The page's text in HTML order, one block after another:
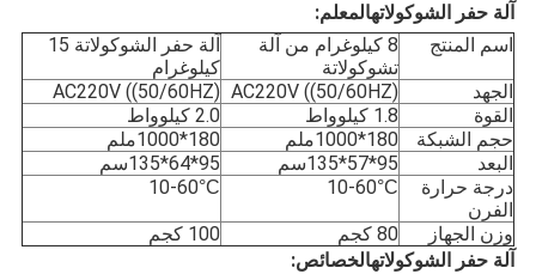
آلة حفر الشوكولاتهالمعلم:
اسم المنتج
8 كيلوغرام من آلة
تشوكولاتة
آلة حفر الشوكولاتة 15
كيلوغرام
الجهد
AC220V ((50/60HZ)
AC220V ((50/60HZ)
القوة
1.8 كيلوواط
2.0 كيلوواط
حجم الشبكة
180*1000ملم
180*1000ملم
البعد
95*57*135سم
95*64*135سم
درجة حرارة
الفرن
10-60°C
10-60°C
وزن الجهاز 80 كجم
100 كجم
آلة حفر الشوكولاتهالخصائص: